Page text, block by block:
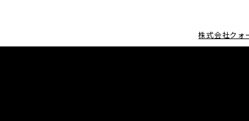
株式会社クォ